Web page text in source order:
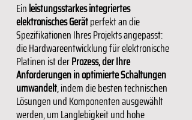
Einleistungsstarkes integriertes
elektronisches Gerätperfekt an die
Spezifikationen Ihres Projekts angepasst:
die Hardwareentwicklung für elektronische
Platinen ist derProzess, der Ihre
Anforderungen in optimierte Schaltungen
umwandelt, indem die besten technischen
Lösungen und Komponenten ausgewählt
werden, um Langlebigkeit und hohe